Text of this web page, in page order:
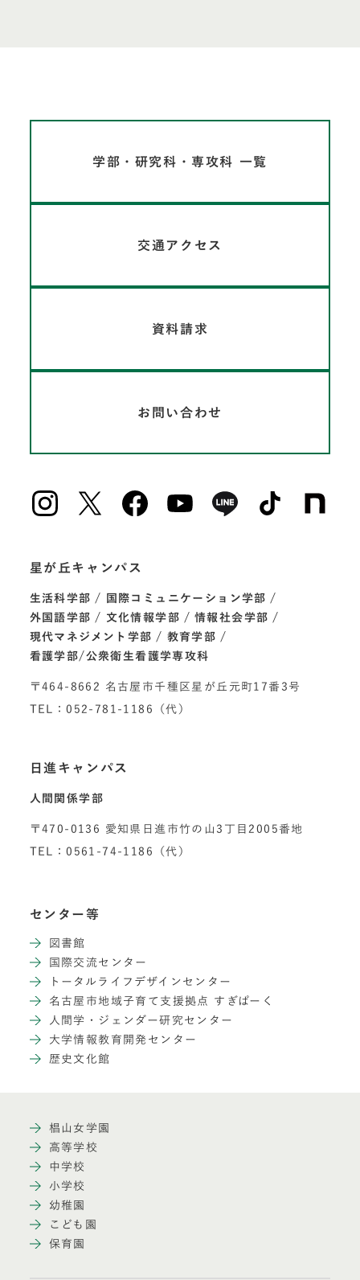
学部・研究科・専攻科 一覧
交通アクセス
資料請求
お問い合わせ
星が丘キャンパス
生活科学部
国際コミュニケーション学部
外国語学部
文化情報学部
情報社会学部
現代マネジメント学部
教育学部
看護学部/公衆衛生看護学専攻科
〒464-8662 名古屋市千種区星が丘元町17番3号
TEL：052-781-1186（代）
日進キャンパス
人間関係学部
〒470-0136 愛知県日進市竹の山3丁目2005番地
TEL：0561-74-1186（代）
センター等
図書館
国際交流センター
トータルライフデザインセンター
名古屋市地域子育て支援拠点 すぎぱーく
人間学・ジェンダー研究センター
大学情報教育開発センター
歴史文化館
椙山女学園
高等学校
中学校
小学校
幼稚園
こども園
保育園